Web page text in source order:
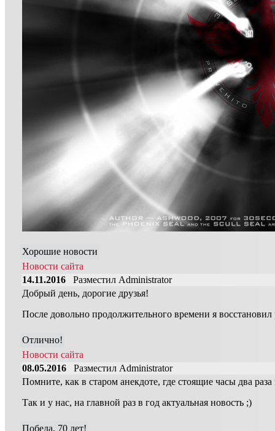
Хорошие новости
Новости сайта
14.11.2016 Разместил Administrator
Добрый день, дорогие друзья!
После довольно продолжительного времени я восстановил
Отлично!
Новости сайта
08.05.2016 Разместил Administrator
Помните, как в старом анекдоте, где стоящие часы два
Так и у нас, на главной раз в год актуальная новость ;)
Победа, 70 лет!